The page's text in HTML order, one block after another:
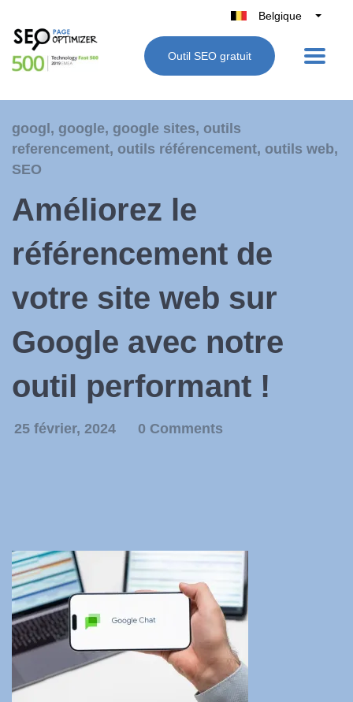
Belgique
België
Nederland
Outil SEO gratuit
googl , google, google sites, outils
referencement, outils référencement, outils web,
SEO
Améliorez le
référencement de
votre site web sur
Google avec notre
outil performant !
25 février, 2024 0 Comments